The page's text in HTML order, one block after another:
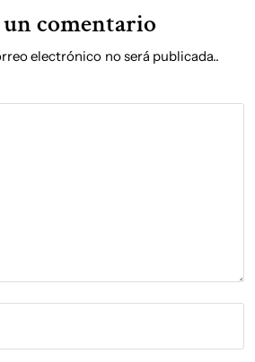
comentario
electrónico no será publicada..